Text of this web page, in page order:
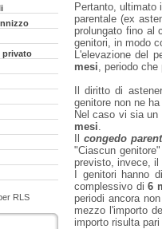
privato
Pertanto, ultimato
parentale (ex
prolungato fino al
genitori, in modo
L'elevazione del
mesi, periodo che
Il diritto di
genitore non ne
Nel caso vi sia un
mesi.
congedo
"Ciascun
previsto, invece, il
I genitori hanno
complessivo di 6
periodi ancora
mezzo l'importo
importo risulta